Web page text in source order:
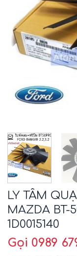
LY TÂM
MAZDA BT-
1D0015140
Gọi 0989